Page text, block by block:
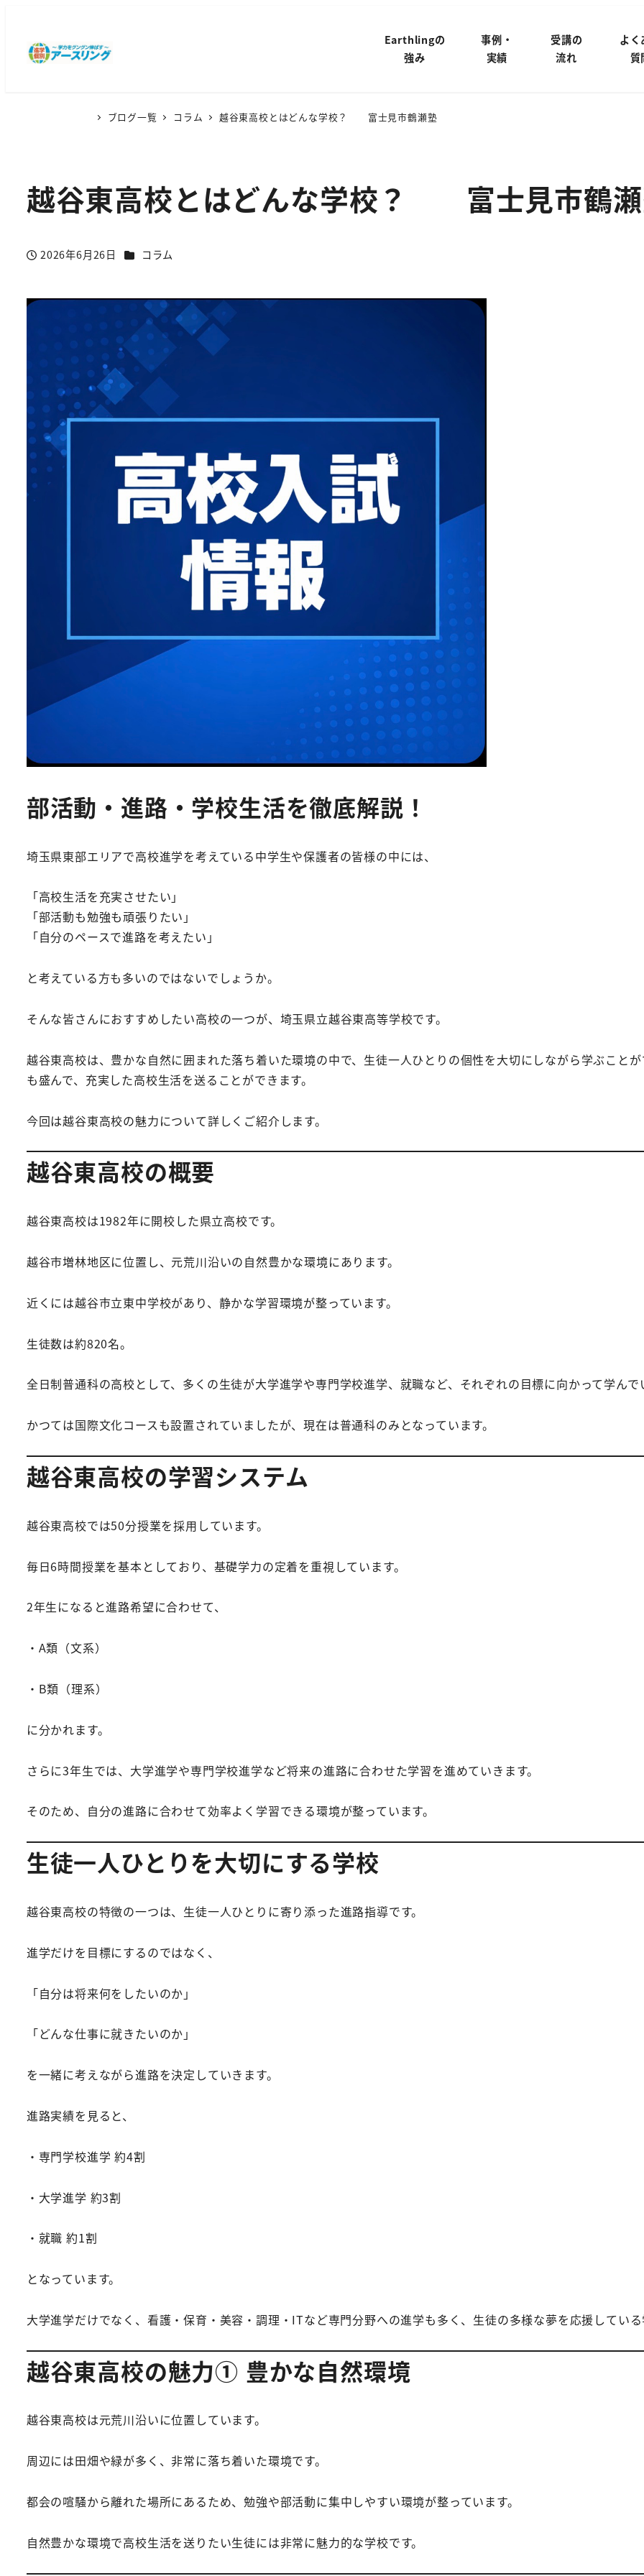
Earthlingの
強み
事例・
実績
受講の
流れ
よく
質
ブログ一覧 コラム 越谷東高校とはどんな学校？ 富士見市鶴瀬塾
越谷東高校とはどんな学校？ 富士見市鶴
投稿日
2026年6月26日 カテゴリー
コラム
部活動・進路・学校生活を徹底解説！
埼玉県東部エリアで高校進学を考えている中学生や保護者の皆様の中には、
「高校生活を充実させたい」
「部活動も勉強も頑張りたい」
「自分のペースで進路を考えたい」
と考えている方も多いのではないでしょうか。
そんな皆さんにおすすめしたい高校の一つが、埼玉県立越谷東高等学校です。
越谷東高校は、豊かな自然に囲まれた落ち着いた環境の中で、生徒一人ひとりの個性を大切にしながら学ぶこと
も盛んで、充実した高校生活を送ることができます。
今回は越谷東高校の魅力について詳しくご紹介します。
越谷東高校の概要
越谷東高校は1982年に開校した県立高校です。
越谷市増林地区に位置し、元荒川沿いの自然豊かな環境にあります。
近くには越谷市立東中学校があり、静かな学習環境が整っています。
生徒数は約820名。
全日制普通科の高校として、多くの生徒が大学進学や専門学校進学、就職など、それぞれの目標に向かって学んで
かつては国際文化コースも設置されていましたが、現在は普通科のみとなっています。
越谷東高校の学習システム
越谷東高校では50分授業を採用しています。
毎日6時間授業を基本としており、基礎学力の定着を重視しています。
2年生になると進路希望に合わせて、
・A類（文系）
・B類（理系）
に分かれます。
さらに3年生では、大学進学や専門学校進学など将来の進路に合わせた学習を進めていきます。
そのため、自分の進路に合わせて効率よく学習できる環境が整っています。
生徒一人ひとりを大切にする学校
越谷東高校の特徴の一つは、生徒一人ひとりに寄り添った進路指導です。
進学だけを目標にするのではなく、
「自分は将来何をしたいのか」
「どんな仕事に就きたいのか」
を一緒に考えながら進路を決定していきます。
進路実績を見ると、
・専門学校進学 約4割
・大学進学 約3割
・就職 約1割
となっています。
大学進学だけでなく、看護・保育・美容・調理・ITなど専門分野への進学も多く、生徒の多様な夢を応援してい
越谷東高校の魅力① 豊かな自然環境
越谷東高校は元荒川沿いに位置しています。
周辺には田畑や緑が多く、非常に落ち着いた環境です。
都会の喧騒から離れた場所にあるため、勉強や部活動に集中しやすい環境が整っています。
自然豊かな環境で高校生活を送りたい生徒には非常に魅力的な学校です。